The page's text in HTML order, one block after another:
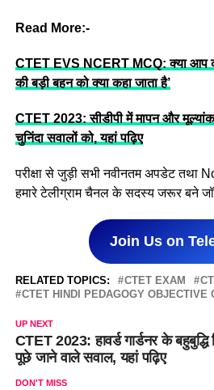
Read More:-
CTET EVS NCERT MCQ: क्या आप
की बड़ी बहन को क्या कहा जाता है’
CTET 2023: सीडीपी में मापन और
चुनिंदा सवालों को, यहां पढ़िए
परीक्षा से जुड़ी सभी नवीनतम अपडेट तथा
हमारे टेलीग्राम चैनल के सदस्य जरूर बने
Join Us on
RELATED TOPICS: CTET EXAM
CTET HINDI PEDAGOGY OBJECTIVE
UP NEXT
CTET 2023: हावर्ड गार्डनर के
पूछे जाने वाले सवाल, यहां पढ़िए
DON'T MISS